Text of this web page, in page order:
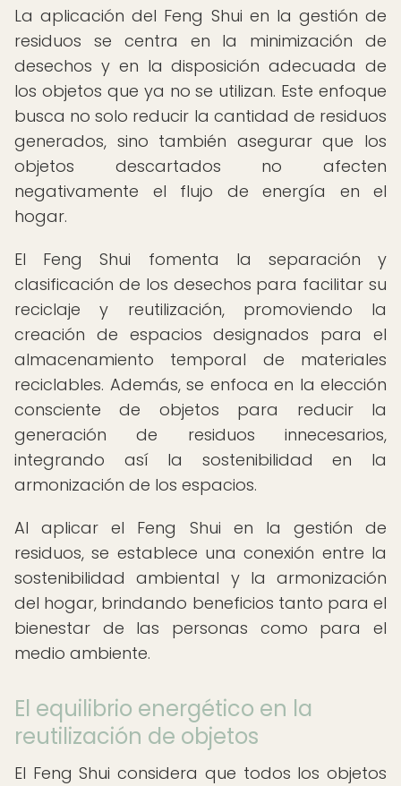
La aplicación del Feng Shui en la gestión de
residuos se centra en la minimización de
desechos y en la disposición adecuada de
los objetos que ya no se utilizan. Este enfoque
busca no solo reducir la cantidad de residuos
generados, sino también asegurar que los
objetos descartados no afecten
negativamente el flujo de energía en el
hogar.
El Feng Shui fomenta la separación y
clasificación de los desechos para facilitar su
reciclaje y reutilización, promoviendo la
creación de espacios designados para el
almacenamiento temporal de materiales
reciclables. Además, se enfoca en la elección
consciente de objetos para reducir la
generación de residuos innecesarios,
integrando así la sostenibilidad en la
armonización de los espacios.
Al aplicar el Feng Shui en la gestión de
residuos, se establece una conexión entre la
sostenibilidad ambiental y la armonización
del hogar, brindando beneficios tanto para el
bienestar de las personas como para el
medio ambiente.
El equilibrio energético en la
reutilización de objetos
El Feng Shui considera que todos los objetos